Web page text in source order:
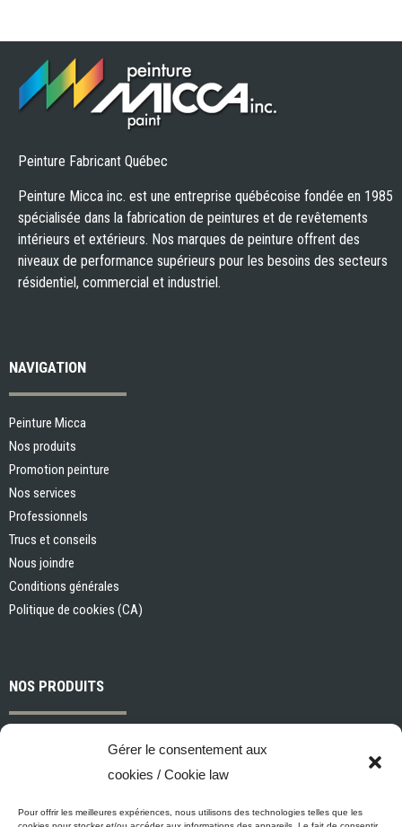
Gérer le consentement aux
cookies / Cookie law
Pour offrir les meilleures expériences, nous utilisons des technologies telles que les
Peinture Fabricant Québec
Peinture Micca inc. est une entreprise québécoise fondée en 1985
spécialisée dans la fabrication de peintures et de revêtements
intérieurs et extérieurs. Nos marques de peinture offrent des
niveaux de performance supérieurs pour les besoins des secteurs
résidentiel, commercial et industriel.
NAVIGATION
Peinture Micca
Nos produits
Promotion peinture
Nos services
Professionnels
Trucs et conseils
Nous joindre
Conditions générales
Politique de cookies (CA)
NOS PRODUITS
Peintures et apprêts d’intérieur
Industriel, commercial et municipal